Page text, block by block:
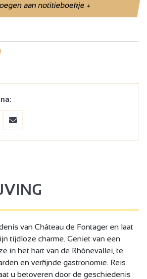
aan notitieboekje+
van Château de Fontager en laat
tijdloze charme. Geniet van een
in het hart van de Rhônevallei, te
en verfijnde gastronomie. Reis
u betoveren door de geschiedenis